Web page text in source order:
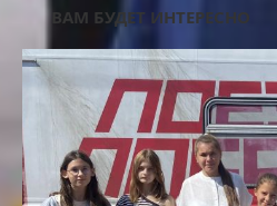
ВАМ БУДЕТ ИНТЕРЕСНО